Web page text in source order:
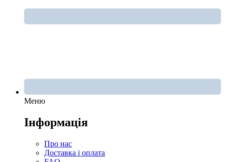
Меню
Інформація
Про нас
Доставка і оплата